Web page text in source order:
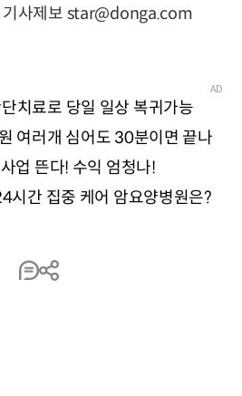
기사제보 star@donga.com